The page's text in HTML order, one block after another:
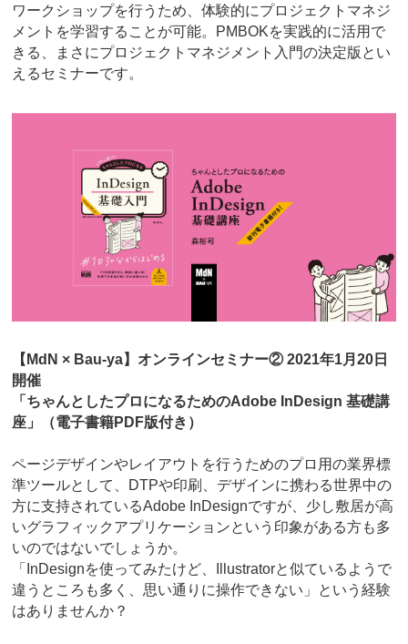
ワークショップを行うため、体験的にプロジェクトマネジ
メントを学習することが可能。PMBOKを実践的に活用で
きる、まさにプロジェクトマネジメント入門の決定版とい
えるセミナーです。
【MdN × Bau-ya】オンラインセミナー② 2021年1月20日
開催
「ちゃんとしたプロになるためのAdobe InDesign 基礎講
座」（電子書籍PDF版付き）
ページデザインやレイアウトを行うためのプロ用の業界標
準ツールとして、DTPや印刷、デザインに携わる世界中の
方に支持されているAdobe InDesignですが、少し敷居が高
いグラフィックアプリケーションという印象がある方も多
いのではないでしょうか。
「InDesignを使ってみたけど、Illustratorと似ているようで
違うところも多く、思い通りに操作できない」という経験
はありませんか？